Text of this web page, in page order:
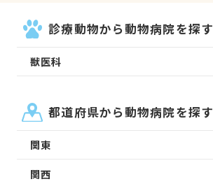
診療動物から動物病院を探す
獣医科
都道府県から動物病院を探す
関東
関西